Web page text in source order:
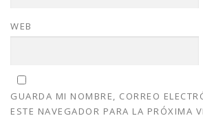
WEB
GUARDA MI NOMBRE, CORREO
ESTE NAVEGADOR PARA LA PRÓXIMA